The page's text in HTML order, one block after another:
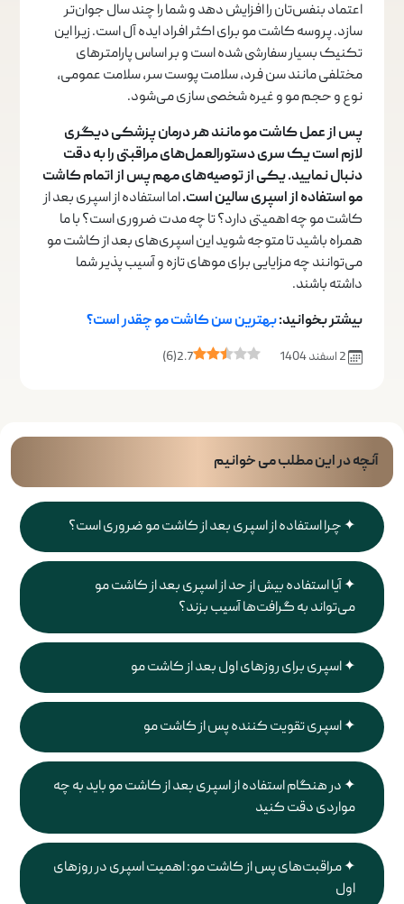
اعتماد بنفس‌تان را افزایش دهد و شما را چند سال جوان‌تر
سازد. پروسه کاشت مو برای اکثر افراد ایده آل است. زیرا این
تکنیک بسیار سفارشی شده است و بر اساس پارامترهای
مختلفی مانند سن فرد، سلامت پوست سر، سلامت عمومی،
نوع و حجم مو و غیره شخصی سازی می‌شود.
پس از عمل کاشت مو مانند هر درمان پزشکی دیگری
لازم است یک سری دستورالعمل‌های مراقبتی را به دقت
دنبال نمایید. یکی از توصیه‌های مهم پس از اتمام کاشت
مو استفاده از اسپری سالین است.اما استفاده از اسپری بعد از
کاشت مو چه اهمیتی دارد؟ تا چه مدت ضروری است؟ با ما
همراه باشید تا متوجه شوید این اسپری‌های بعد از کاشت مو
می‌توانند چه مزایایی برای موهای تازه و آسیب پذیر شما
داشته باشند.
بیشتر بخوانید:بهترین سن کاشت مو چقدر است؟
2.7
(
6
)
آنچه در این مطلب می خوانیم
چرا استفاده از اسپری بعد از کاشت مو ضروری است؟
آیا استفاده بیش از حد از اسپری بعد از کاشت مو
می‌تواند به گرافت‌ها آسیب بزند؟
اسپری برای روزهای اول بعد از کاشت مو
اسپری تقویت کننده پس از کاشت مو
در هنگام استفاده از اسپری بعد از کاشت مو باید به چه
مواردی دقت کنید
مراقبت‌های پس از کاشت مو: اهمیت اسپری در روزهای
اول